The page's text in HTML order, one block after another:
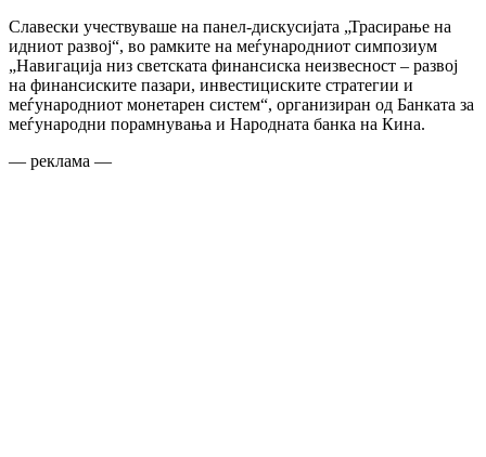
Славески учествуваше на панел-дискусијата „Трасирање на
идниот развој“, во рамките на меѓународниот симпозиум
„Навигација низ светската финансиска неизвесност – развој
на финансиските пазари, инвестициските стратегии и
меѓународниот монетарен систем“, организиран од Банката за
меѓународни порамнувања и Народната банка на Кина.
— реклама —